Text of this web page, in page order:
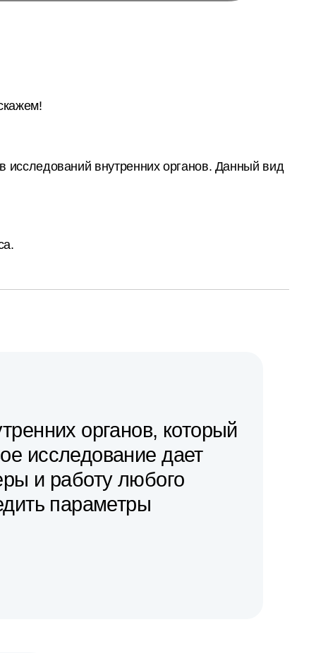
внутренних органов. Данный вид
органов, который
исследование дает
и работу любого
параметры